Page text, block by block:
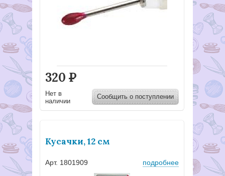
320 Р
Нет в
наличии
Сообщить о поступлении
Кусачки, 12 см
Арт. 1801909 подробнее